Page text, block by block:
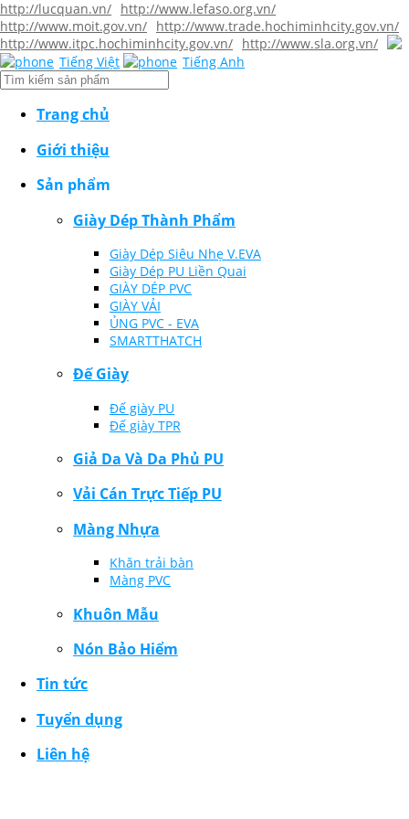
http://lucquan.vn/ http://www.lefaso.org.vn/
http://www.moit.gov.vn/ http://www.trade.hochiminhcity.gov.vn/
http://www.itpc.hochiminhcity.gov.vn/ http://www.sla.org.vn/
Tiếng Việt
Tiếng Anh
Trang chủ
Giới thiệu
Sản phẩm
Giày Dép Thành Phẩm
Giày Dép Siêu Nhẹ V.EVA
Giày Dép PU Liền Quai
GIÀY DÉP PVC
GIÀY VẢI
ỦNG PVC - EVA
SMARTTHATCH
Đế Giày
Đế giày PU
Đế giày TPR
Giả Da Và Da Phủ PU
Vải Cán Trực Tiếp PU
Màng Nhựa
Khăn trải bàn
Màng PVC
Khuôn Mẫu
Nón Bảo Hiểm
Tin tức
Tuyển dụng
Liên hệ